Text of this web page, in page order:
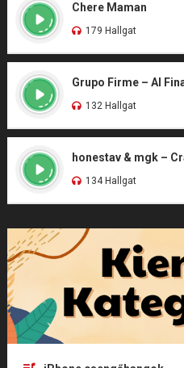
Chere Maman
179 Hallgat
Grupo Firme – Al
132 Hallgat
honestav & mgk –
134 Hallgat